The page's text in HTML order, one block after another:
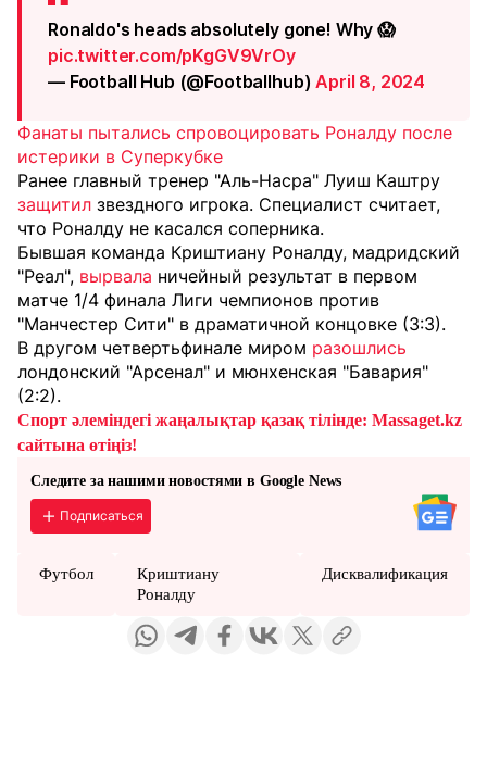
Ronaldo's heads absolutely gone! Why 😱
pic.twitter.com/pKgGV9VrOy
— Football Hub (@FootbalIhub)April 8, 2024
Фанаты пытались спровоцировать Роналду после
истерики в Суперкубке
Ранее главный тренер "Аль-Насра" Луиш Каштру
защитил звездного игрока. Специалист считает,
что Роналду не касался соперника.
Бывшая команда Криштиану Роналду, мадридский
"Реал", вырвала ничейный результат в первом
матче 1/4 финала Лиги чемпионов против
"Манчестер Сити" в драматичной концовке (3:3).
В другом четвертьфинале миром разошлись
лондонский "Арсенал" и мюнхенская "Бавария"
(2:2).
Спорт әлеміндегі жаңалықтар қазақ тілінде: Massaget.kz
сайтына өтіңіз!
Следите за нашими новостями в Google News
Подписаться
Футбол
Криштиану
Роналду
Дисквалификация